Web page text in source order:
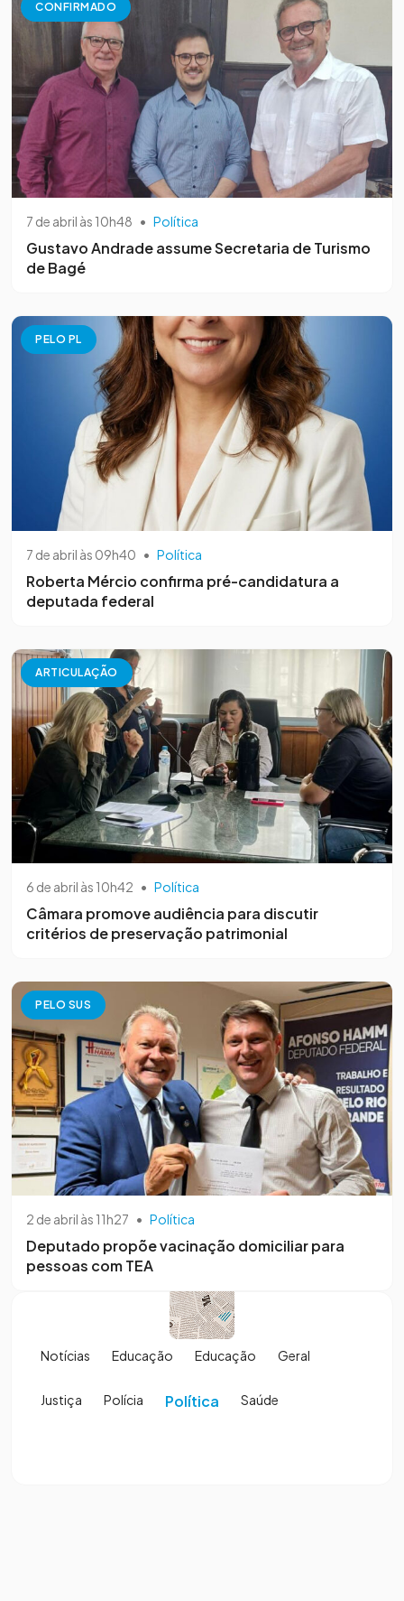
CONFIRMADO
7 de abril às 10h48 • Política
Gustavo Andrade assume Secretaria de Turismo
de Bagé
PELO PL
7 de abril às 09h40 • Política
Roberta Mércio confirma pré-candidatura a
deputada federal
ARTICULAÇÃO
6 de abril às 10h42 • Política
Câmara promove audiência para discutir
critérios de preservação patrimonial
PELO SUS
2 de abril às 11h27 • Política
Deputado propõe vacinação domiciliar para
pessoas com TEA
Notícias Educação Educação Geral
Justiça Polícia Política Saúde